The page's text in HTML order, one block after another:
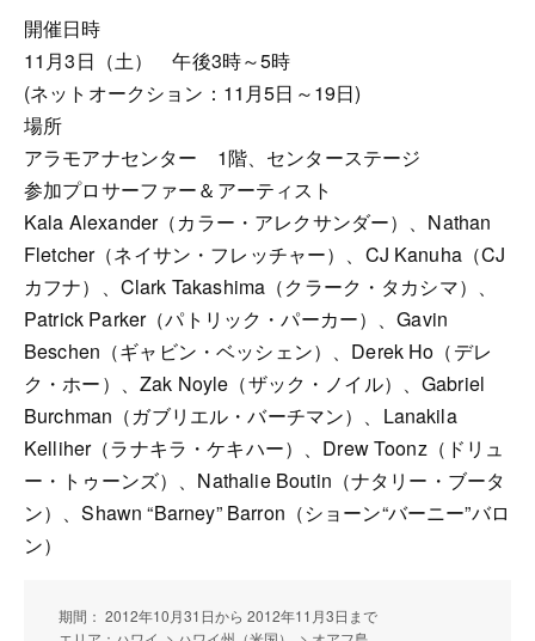
開催日時
11月3日（土） 午後3時～5時
(ネットオークション：11月5日～19日)
場所
アラモアナセンター 1階、センターステージ
参加プロサーファー＆アーティスト
Kala Alexander（カラー・アレクサンダー）、Nathan
Fletcher（ネイサン・フレッチャー）、CJ Kanuha（CJ
カフナ）、Clark Takashima（クラーク・タカシマ）、
Patrick Parker（パトリック・パーカー）、Gavin
Beschen（ギャビン・ベッシェン）、Derek Ho（デレ
ク・ホー）、Zak Noyle（ザック・ノイル）、Gabriel
Burchman（ガブリエル・バーチマン）、Lanakila
Kelliher（ラナキラ・ケキハー）、Drew Toonz（ドリュ
ー・トゥーンズ）、Nathalie Boutin（ナタリー・ブータ
ン）、Shawn “Barney” Barron（ショーン“バーニー”バロ
ン）
期間： 2012年10月31日から 2012年11月3日まで